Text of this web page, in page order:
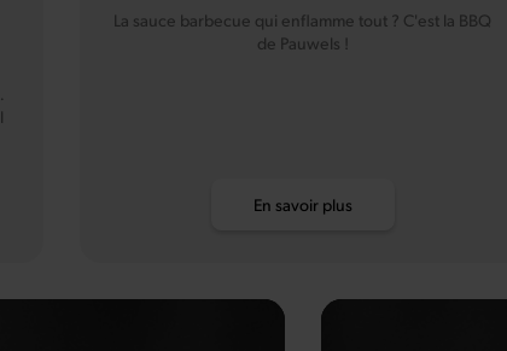
La sauce barbecue qui enflamme tout ? C'est la BBQ
de Pauwels !
En savoir plus